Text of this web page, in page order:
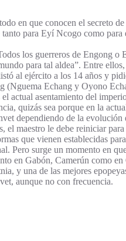
en que conocen el secreto
para Eyí Ncogo como
los guerreros de Engong
para tal aldea”. Entre
al ejército a los 14 años y
(Nguema Echang y Oyono
actual asentamiento del
quizás sea porque en la
dependiendo de la
maestro le debe reiniciar
que vienen establecidas
Pero surge un momento en
en Gabón, Camerún como
y una de las mejores
aunque no con frecuencia.